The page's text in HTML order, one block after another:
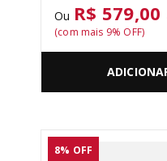
Ou R$ 579,00
(com mais 9% OFF)
8% OFF